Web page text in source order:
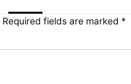
Required fields are marked *